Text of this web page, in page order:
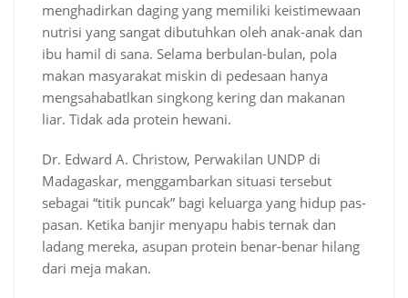
menghadirkan daging yang memiliki keistimewaan
nutrisi yang sangat dibutuhkan oleh anak-anak dan
ibu hamil di sana. Selama berbulan-bulan, pola
makan masyarakat miskin di pedesaan hanya
mengsahabatlkan singkong kering dan makanan
liar. Tidak ada protein hewani.
Dr. Edward A. Christow, Perwakilan UNDP di
Madagaskar, menggambarkan situasi tersebut
sebagai “titik puncak” bagi keluarga yang hidup pas-
pasan. Ketika banjir menyapu habis ternak dan
ladang mereka, asupan protein benar-benar hilang
dari meja makan.